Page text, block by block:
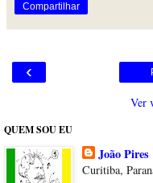
Compartilhar
‹
Ver
QUEM SOU EU
João Pires
Curitiba,